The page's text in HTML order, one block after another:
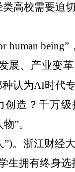
高校需要迫
human
展、产业变
认为AI时代
造？千万
”。
”)。浙江财经
生拥有终身选